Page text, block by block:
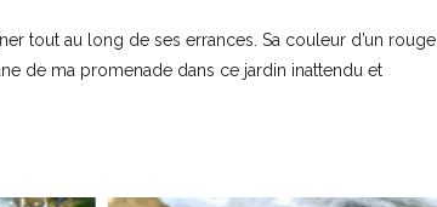
tout au long de ses errances. Sa couleur d’un rouge
de ma promenade dans ce jardin inattendu et